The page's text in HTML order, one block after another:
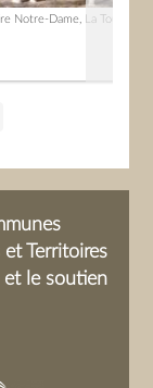
Notre-Dame, La Tour,
Territoires
et le soutien